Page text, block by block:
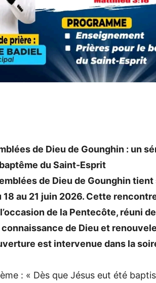
de Dieu de Gounghin : un
du Saint-Esprit
de Dieu de Gounghin
18 au 21 juin 2026. Cette
de la Pentecôte, réuni
de Dieu et
est intervenue dans la
: « Dès que Jésus eut été